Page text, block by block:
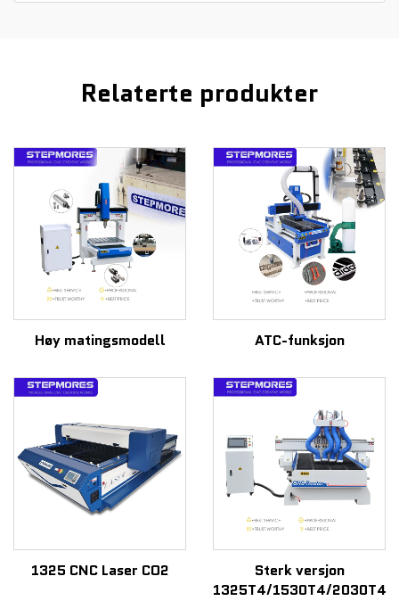
Relaterte produkter
Høy matingsmodell ATC-funksjon
1325 CNC Laser CO2
Sterk versjon
1325T4/1530T4/2030T4